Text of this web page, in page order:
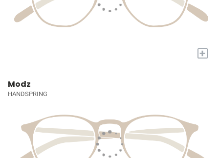
+
Modz
HANDSPRING